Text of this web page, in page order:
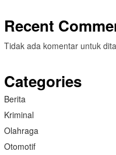
Recent
Tidak ada komentar untuk
Categories
Berita
Kriminal
Olahraga
Otomotif